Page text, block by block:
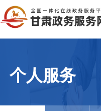
个人服务